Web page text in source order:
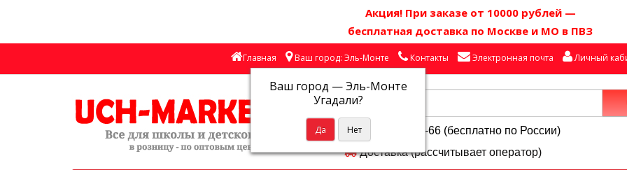
Акция! При заказе от 10000 рублей —
бесплатная доставка по Москве и МО в ПВЗ
Главная Ваш город: Эль-Монте
Ваш город —Эль-Монте
Угадали?
Контакты Электронная почта Личный
8-800-250-58-66 (бесплатно по России)
Доставка (рассчитывает оператор)